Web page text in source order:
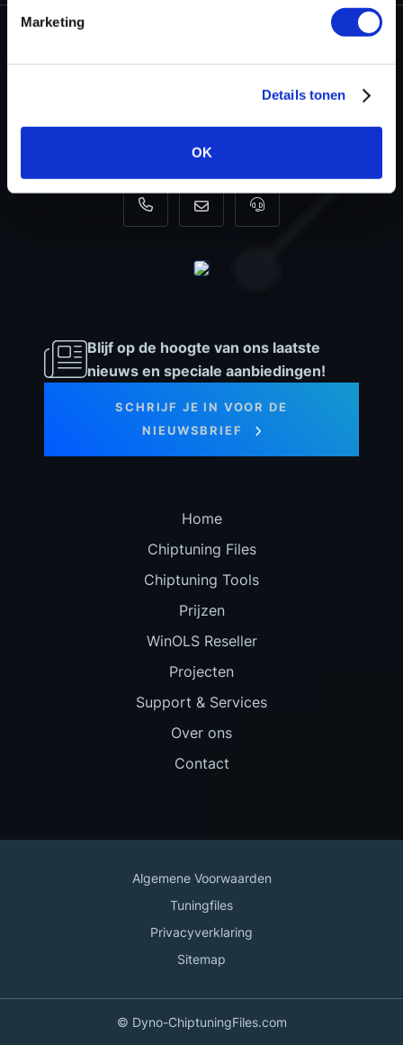
Marketing
Details tonen
OK
Baarnschedijk 6 C1
+31 35 820 0967
info@dyno-Voor tool support,
Blijf op de hoogte van ons laatste
nieuws en speciale aanbiedingen!
SCHRIJF JE IN VOOR DE
NIEUWSBRIEF
Home
Chiptuning Files
Chiptuning Tools
Prijzen
WinOLS Reseller
Projecten
Support & Services
Over ons
Contact
Algemene Voorwaarden
Tuningfiles
Privacyverklaring
Sitemap
© Dyno-ChiptuningFiles.com